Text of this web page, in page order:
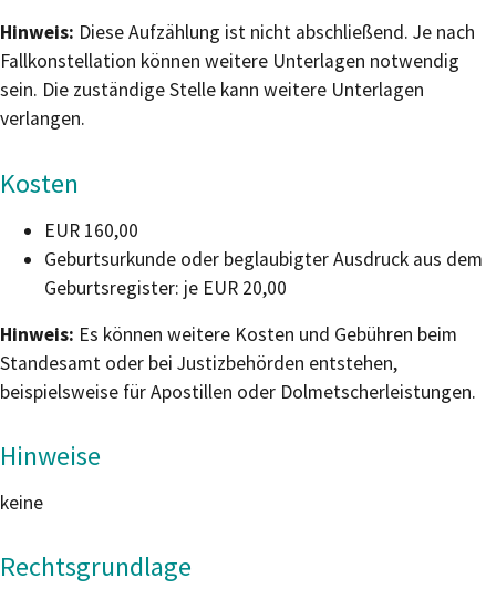
Hinweis: Diese Aufzählung ist nicht abschließend. Je nach
Fallkonstellation können weitere Unterlagen notwendig
sein. Die zuständige Stelle kann weitere Unterlagen
verlangen.
Kosten
EUR 160,00
Geburtsurkunde oder beglaubigter Ausdruck aus dem
Geburtsregister: je EUR 20,00
Hinweis: Es können weitere Kosten und Gebühren beim
Standesamt oder bei Justizbehörden entstehen,
beispielsweise für Apostillen oder Dolmetscherleistungen.
Hinweise
keine
Rechtsgrundlage